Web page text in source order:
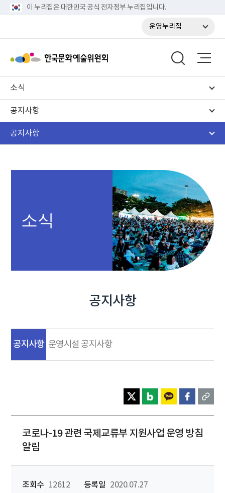
이 누리집은 대한민국 공식 전자정부 누리집입니다.
운영누리집
소식
공지사항
공지사항
소식
공지사항
공지사항 운영시설 공지사항
코로나-19 관련 국제교류부 지원사업 운영 방침
알림
조회수 12612 등록일 2020.07.27